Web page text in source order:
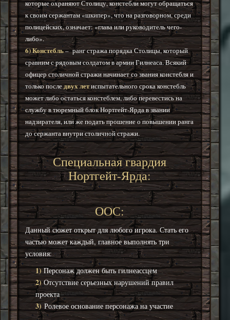
которые охраняют Столицу, констебли могут обращаться
к своим сержантам «шкипер», что на разговорном, среди
полицейских, означает: «глава или руководитель чего-
либо».
6) Констебль–ранг стража порядка Столицы, который
сравним с рядовым солдатом в армии Гилнеаса. Всякий
офицер столичной стражи начинает со звания констебля и
только последвух летиспытательного срока констебль
может либо остаться констеблем, либо перевестись на
службу в тюремный блок Нортгейт-Ярда в звании
надзирателя, или же подать прошение о повышении ранга
до сержанта внутри столичной стражи.
Специальная гвардия
Нортгейт-Ярда:
ООС:
Данный сюжет открыт для любого игрока. Стать его
частью может каждый, главное выполнять три
условия:
1)Персонаж должен быть гилнеассцем
2)Отсутствие серьезных нарушений правил
проекта
3) Ролевое основание персонажа на участие